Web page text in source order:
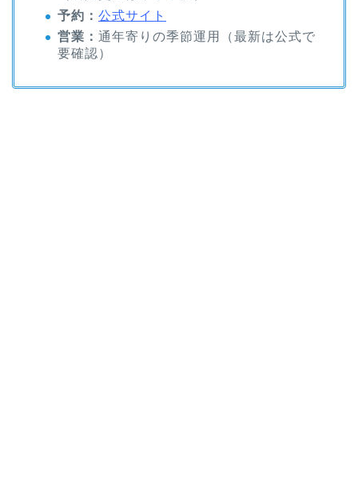
予約： 公式サイト
営業： 通年寄りの季節運用（最新は公式で
要確認）